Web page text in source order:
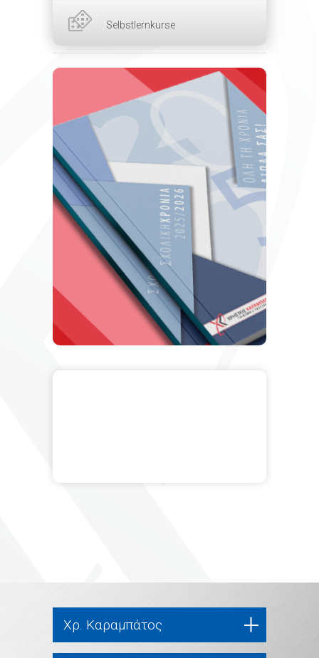
Selbstlernkurse
Χρ. Καραμπάτος